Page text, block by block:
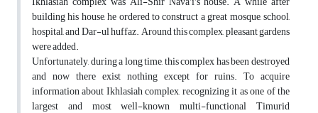
building his house, he ordered to construct a great mosque, school,
hospital, and Dar-ul huffaz. Around this complex, pleasant gardens
were added.
Unfortunately, during a long time, this complex has been destroyed
and now there exist nothing except for ruins. To acquire
information about Ikhlasiah complex, recognizing it as one of the
largest and most well-known multi-functional Timurid